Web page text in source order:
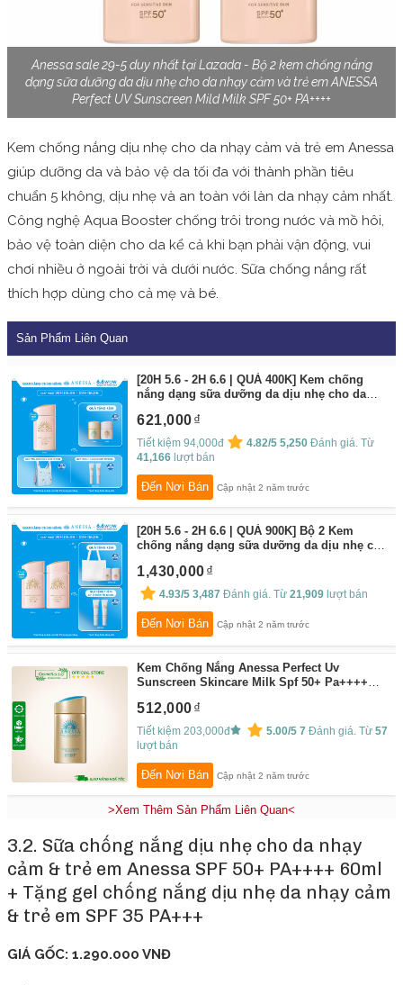
Anessa sale 29-5 duy nhất tại Lazada - Bộ 2 kem chống nắng
dạng sữa dưỡng da dịu nhẹ cho da nhạy cảm và trẻ em ANESSA
Perfect UV Sunscreen Mild Milk SPF 50+ PA++++
Kem chống nắng dịu nhẹ cho da nhạy cảm và trẻ em Anessa
giúp dưỡng da và bảo vệ da tối đa với thành phần tiêu
chuẩn 5 không, dịu nhẹ và an toàn với làn da nhạy cảm nhất.
Công nghệ Aqua Booster chống trôi trong nước và mồ hôi,
bảo vệ toàn diện cho da kể cả khi bạn phải vận động, vui
chơi nhiều ở ngoài trời và dưới nước. Sữa chống nắng rất
thích hợp dùng cho cả mẹ và bé.
Sản Phẩm Liên Quan
[20H 5.6 - 2H 6.6 | QUÀ 400K] Kem chống
nắng dạng sữa dưỡng da dịu nhẹ cho da
Sunscreen Mild Milk SPF 50+ PA++++ 60ml
By: Anessa
621,000
Tiết kiệm 94,000đ 4.82/5 5,250 Đánh giá. Từ
41,166 lượt bán
Đến Nơi Bán Cập nhật 2 năm trước
[20H 5.6 - 2H 6.6 | QUÀ 900K] Bộ 2 Kem
chống nắng dạng sữa dưỡng da dịu nhẹ cho
Sunscreen Mild Milk SPF 50+ PA++++
Anessa
1,430,000
4.93/5 3,487 Đánh giá. Từ21,909 lượt bán
Đến Nơi Bán Cập nhật 2 năm trước
Kem Chống Nắng Anessa Perfect Uv
Sunscreen Skincare Milk Spf 50+ Pa++++
512,000
Tiết kiệm 203,000đ 5.00/5 7 Đánh giá. Từ57
lượt bán
Đến Nơi Bán Cập nhật 2 năm trước
>Xem Thêm Sản Phẩm Liên Quan<
3.2. Sữa chống nắng dịu nhẹ cho da nhạy
cảm & trẻ em Anessa SPF 50+ PA++++ 60ml
+ Tặng gel chống nắng dịu nhẹ da nhạy cảm
& trẻ em SPF 35 PA+++
GIÁ GỐC: 1.290.000 VNĐ